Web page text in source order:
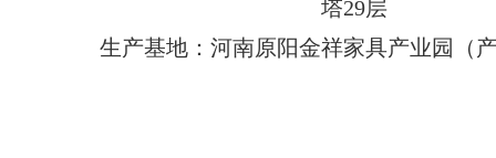
塔29层
生产基地：河南原阳金祥家具产业园（